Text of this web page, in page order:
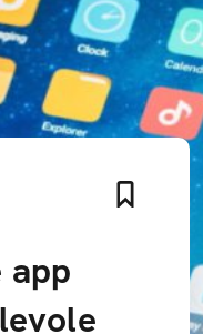
app